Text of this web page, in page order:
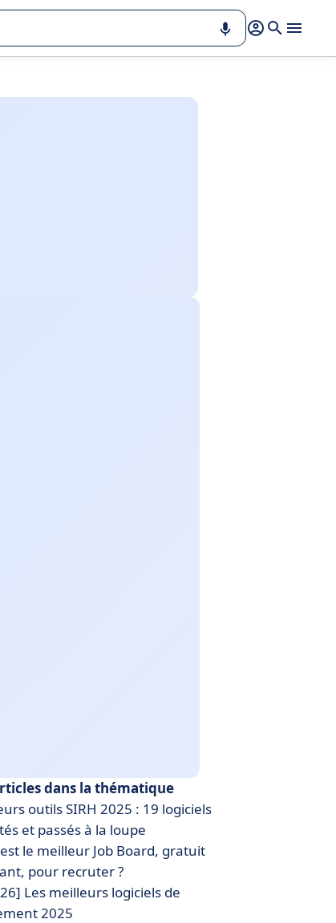
dans la thématique
outils SIRH 2025 : 19 logiciels
et passés à la loupe
le meilleur Job Board, gratuit
pour recruter ?
Les meilleurs logiciels de
2025